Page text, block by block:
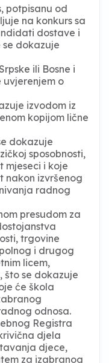
potpisanu od
na konkurs sa
dostave i
dokazuje
ili Bosne i
uvjerenjem o
izvodom iz
kopijom lične
dokazuje
sposobnosti,
mjeseci i koje
nakon izvršenog
radnog
presudom za
trgovine
i drugog
licem,
što se dokazuje
će škola
odnosa.
Registra
djela
djece,
za izabranog